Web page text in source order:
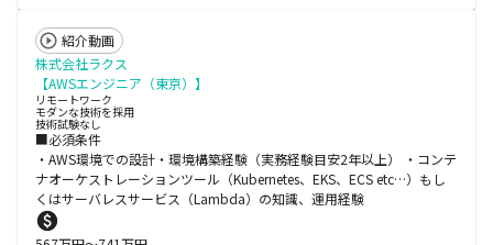
紹介動画
株式会社ラクス
【AWSエンジニア（東京）】
リモートワーク
モダンな技術を採用
技術試験なし
■必須条件
・AWS環境での設計・環境構築経験（実務経験目安2年以上） ・コンテ
ナオーケストレーションツール（Kubernetes、EKS、ECS etc…）もし
くはサーバレスサービス（Lambda）の知識、運用経験